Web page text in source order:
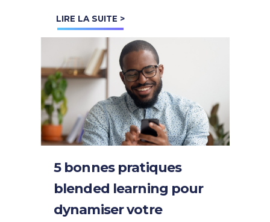
été prouvé comme étant très
LIRE LA SUITE >
5 bonnes pratiques
blended learning pour
dynamiser votre